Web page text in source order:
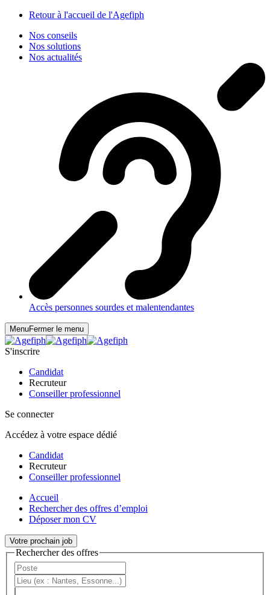
Retour à l'accueil de l'Agefiph
Nos conseils
Nos solutions
Nos actualités
Accès personnes sourdes et malentendantes
MenuFermer le menu
S'inscrire
Candidat
Recruteur
Conseiller professionnel
Se connecter
Accédez à votre espace dédié
Candidat
Recruteur
Conseiller professionnel
Accueil
Rechercher des offres d’emploi
Déposer mon CV
Votre prochain job
Rechercher des offres